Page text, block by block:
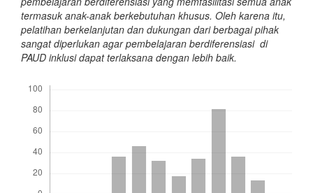
termasuk anak-anak berkebutuhan khusus. Oleh karena itu,
pelatihan berkelanjutan dan dukungan dari berbagai pihak
sangat diperlukan agar pembelajaran berdiferensiasi di
PAUD inklusi dapat terlaksana dengan lebih baik.